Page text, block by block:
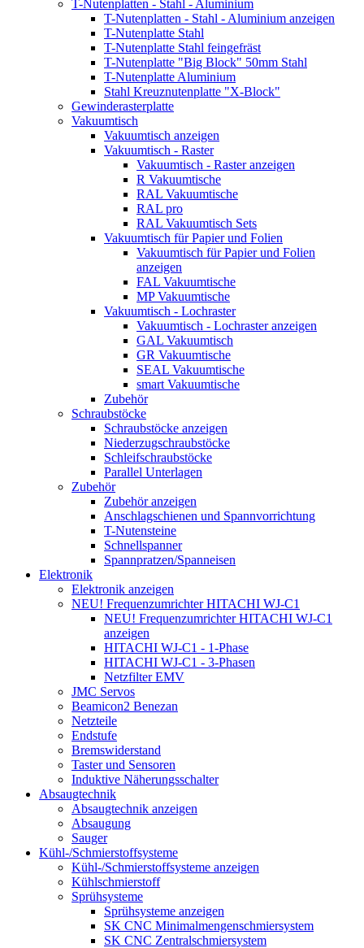
T-Nutenplatten - Stahl - Aluminium
T-Nutenplatten - Stahl - Aluminium anzeigen
T-Nutenplatte Stahl
T-Nutenplatte Stahl feingefräst
T-Nutenplatte "Big Block" 50mm Stahl
T-Nutenplatte Aluminium
Stahl Kreuznutenplatte "X-Block"
Gewinderasterplatte
Vakuumtisch
Vakuumtisch anzeigen
Vakuumtisch - Raster
Vakuumtisch - Raster anzeigen
R Vakuumtische
RAL Vakuumtische
RAL pro
RAL Vakuumtisch Sets
Vakuumtisch für Papier und Folien
Vakuumtisch für Papier und Folien
anzeigen
FAL Vakuumtische
MP Vakuumtische
Vakuumtisch - Lochraster
Vakuumtisch - Lochraster anzeigen
GAL Vakuumtisch
GR Vakuumtische
SEAL Vakuumtische
smart Vakuumtische
Zubehör
Schraubstöcke
Schraubstöcke anzeigen
Niederzugschraubstöcke
Schleifschraubstöcke
Parallel Unterlagen
Zubehör
Zubehör anzeigen
Anschlagschienen und Spannvorrichtung
T-Nutensteine
Schnellspanner
Spannpratzen/Spanneisen
Elektronik
Elektronik anzeigen
NEU! Frequenzumrichter HITACHI WJ-C1
NEU! Frequenzumrichter HITACHI WJ-C1
anzeigen
HITACHI WJ-C1 - 1-Phase
HITACHI WJ-C1 - 3-Phasen
Netzfilter EMV
JMC Servos
Beamicon2 Benezan
Netzteile
Endstufe
Bremswiderstand
Taster und Sensoren
Induktive Näherungsschalter
Absaugtechnik
Absaugtechnik anzeigen
Absaugung
Sauger
Kühl-/Schmierstoffsysteme
Kühl-/Schmierstoffsysteme anzeigen
Kühlschmierstoff
Sprühsysteme
Sprühsysteme anzeigen
SK CNC Minimalmengenschmiersystem
SK CNC Zentralschmiersystem